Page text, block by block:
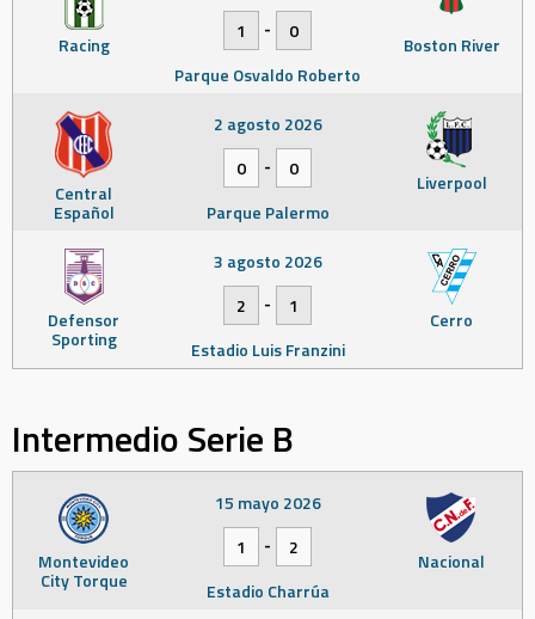
Racing Boston River
1
-
0
Parque Osvaldo Roberto
Central
Español
Liverpool
2 agosto 2026
0
-
0
Parque Palermo
Defensor
Sporting
Cerro
3 agosto 2026
2
-
1
Estadio Luis Franzini
Intermedio Serie B
Montevideo
City Torque
Nacional
15 mayo 2026
1
-
2
Estadio Charrúa